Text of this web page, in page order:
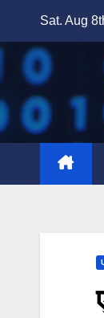
content
Sat. Aug